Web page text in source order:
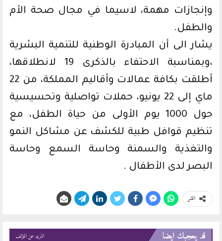
وإنجازات مهمة، لاسيما في مجال صحة الأم
والطفل.
يشار الى أن المبادرة الوطنية للتنمية البشرية
،وبمناسبة الاحتفاء بالذكرى 19 لانطلاقها،
أطلقت بكافة عمالات وأقاليم المملكة، من 22
ماي إلى 22 يونيو، حملات تواصلية وتحسيسية
حول 1000 يوم الأولى من حياة الطفل، مع
تنظيم قوافل طبية للكشف عن مشاكل النمو
والتغذية والسمنة وحاسة السمع وحاسة
البصر لدى الأطفال .
انشر
قد يعجبك ايضا المزيد عن المؤلف